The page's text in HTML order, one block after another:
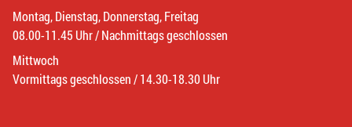
Montag, Dienstag, Donnerstag, Freitag
08.00-11.45 Uhr / Nachmittags geschlossen
Mittwoch
Vormittags geschlossen / 14.30-18.30 Uhr